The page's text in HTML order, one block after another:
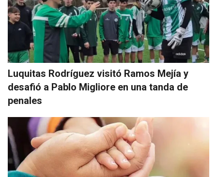
Luquitas Rodríguez visitó Ramos Mejía y
desafió a Pablo Migliore en una tanda de
penales